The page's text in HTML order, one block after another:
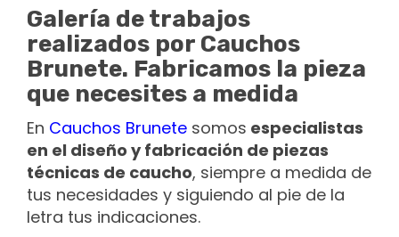
Galería de trabajos
realizados por Cauchos
Brunete. Fabricamos la pieza
que necesites a medida
En Cauchos Brunete somos especialistas
en el diseño y fabricación de piezas
técnicas de caucho, siempre a medida de
tus necesidades y siguiendo al pie de la
letra tus indicaciones.